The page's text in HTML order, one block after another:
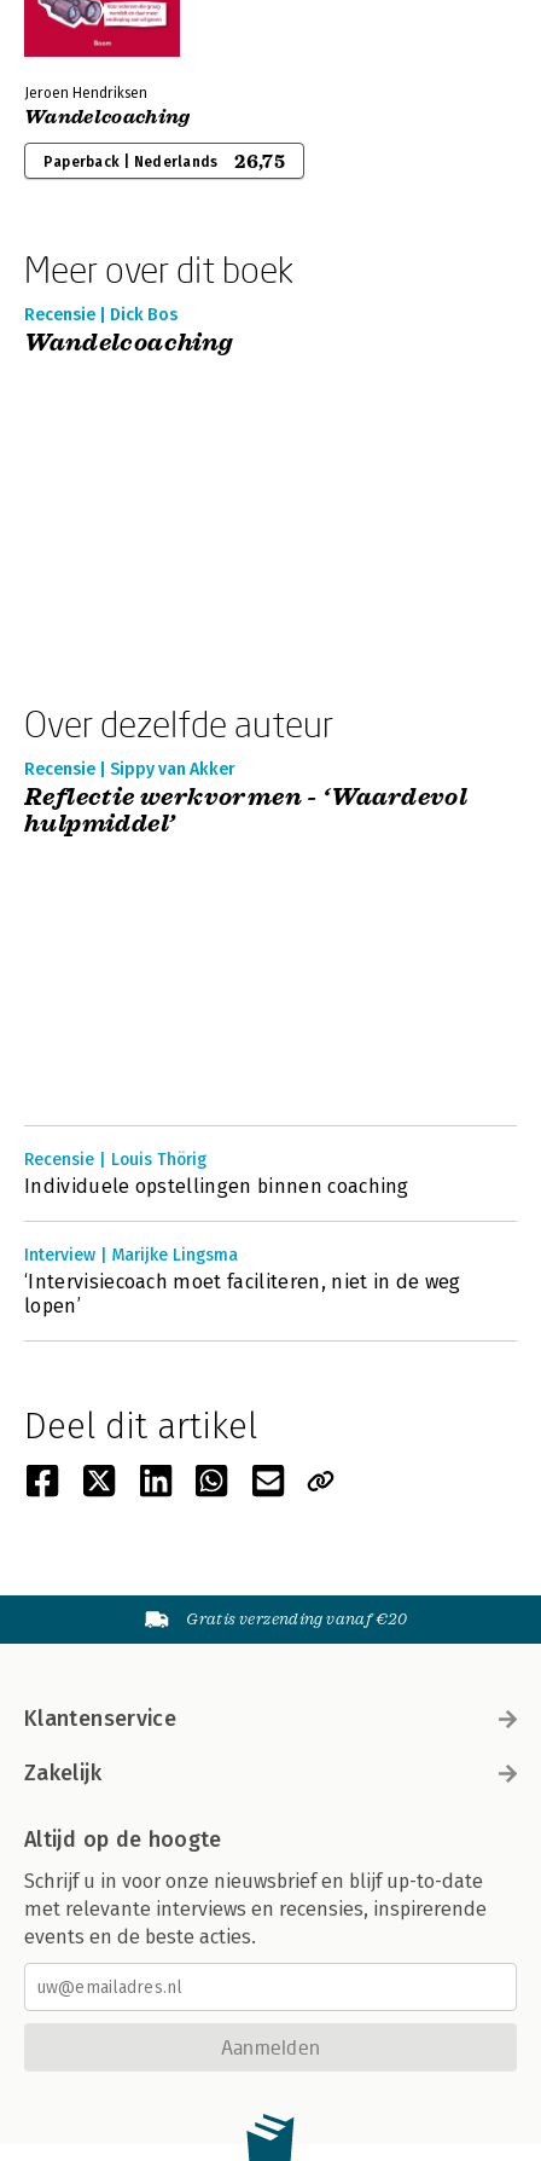
Jeroen Hendriksen
Wandelcoaching
Paperback | Nederlands 26,75
Meer over dit boek
Recensie | Dick Bos
Wandelcoaching
Over dezelfde auteur
Recensie | Sippy van Akker
Reflectie werkvormen - ‘Waardevol
hulpmiddel’
Recensie | Louis Thörig
Individuele opstellingen binnen coaching
Interview | Marijke Lingsma
‘Intervisiecoach moet faciliteren, niet in de weg
lopen’
Deel dit artikel
Gratis verzending vanaf €20
Klantenservice
Zakelijk
Altijd op de hoogte
Schrijf u in voor onze nieuwsbrief en blijf up-to-date
met relevante interviews en recensies, inspirerende
events en de beste acties.
Aanmelden